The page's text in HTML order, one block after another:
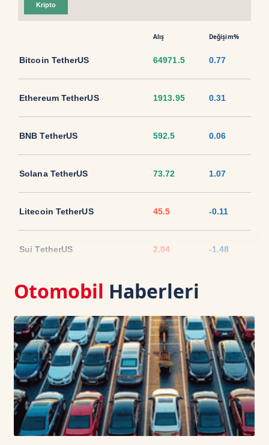
Kripto
Alış Değişim%
Bitcoin TetherUS 64971.5 0.77
Ethereum TetherUS 1913.95 0.31
BNB TetherUS 592.5 0.06
Solana TetherUS 73.72 1.07
Litecoin TetherUS 45.5 -0.11
Sui TetherUS 2.04 -1.48
Ripple TetherUS 1.0251
USD Coin TetherUS 1.0005 -0.02
USDT 1.0003 0
TRON TetherUS 0.3272 0.06
Cardano TetherUS 0.202 -0.93
Otomobil Haberleri